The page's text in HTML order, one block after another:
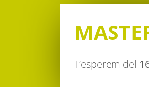
T’esperem del